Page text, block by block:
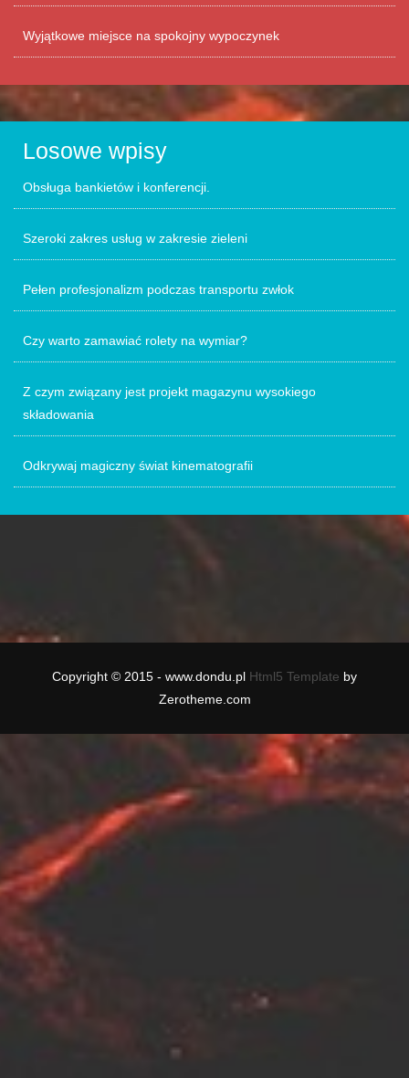
Wyjątkowe miejsce na spokojny wypoczynek
Losowe wpisy
Obsługa bankietów i konferencji.
Szeroki zakres usług w zakresie zieleni
Pełen profesjonalizm podczas transportu zwłok
Czy warto zamawiać rolety na wymiar?
Z czym związany jest projekt magazynu wysokiego
składowania
Odkrywaj magiczny świat kinematografii
Copyright © 2015 - www.dondu.pl Html5 Template by
Zerotheme.com